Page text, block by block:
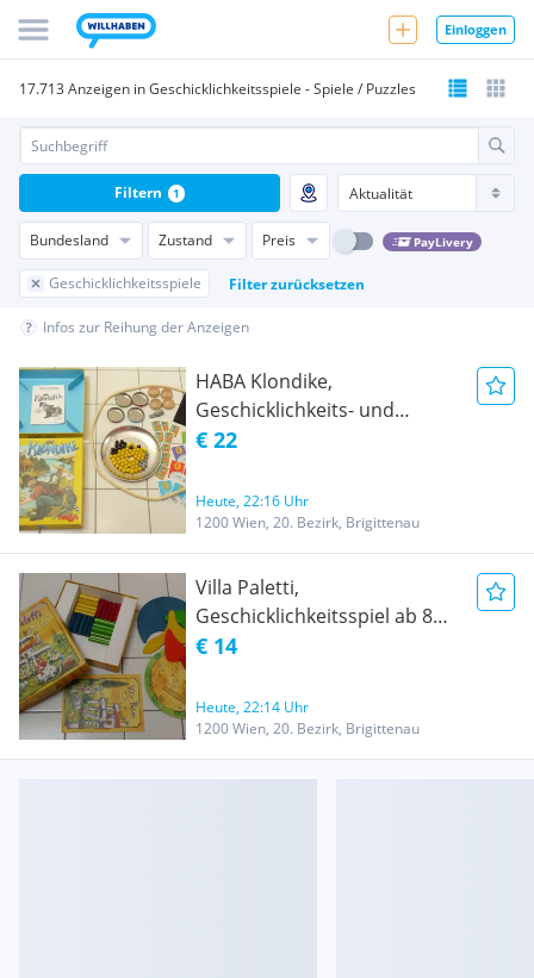
Einloggen
17.713 Anzeigen in Geschicklichkeitsspiele - Spiele / Puzzles
Bundesland Zustand Preis PayLivery
Geschicklichkeitsspiele Filter zurücksetzen
Filtern 1
Infos zur Reihung der Anzeigen
HABA Klondike,
Geschicklichkeits- und
Wettspiel für 2 - 4 Kinder ab 6
€ 22
Heute, 22:16 Uhr
1200 Wien, 20. Bezirk, Brigittenau
Villa Paletti,
Geschicklichkeitsspiel ab 8
Jahre für 2-4 Spieler - Top
€ 14
Heute, 22:14 Uhr
1200 Wien, 20. Bezirk, Brigittenau